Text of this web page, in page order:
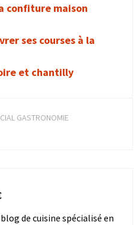
confiture maison
ses courses à la
et chantilly
GASTRONOMIE
de cuisine spécialisé en